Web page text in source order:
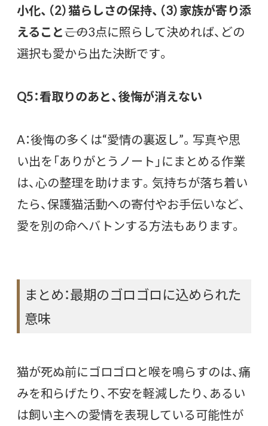
小化、（2）猫らしさの保持、（3）家族が寄り添
えること――この3点に照らして決めれば、どの
選択も愛から出た決断です。
Q5：看取りのあと、後悔が消えない
A：後悔の多くは“愛情の裏返し”。写真や思
い出を「ありがとうノート」にまとめる作業
は、心の整理を助けます。気持ちが落ち着い
たら、保護猫活動への寄付やお手伝いなど、
愛を別の命へバトンする方法もあります。
まとめ：最期のゴロゴロに込められた
意味
猫が死ぬ前にゴロゴロと喉を鳴らすのは、痛
みを和らげたり、不安を軽減したり、あるい
は飼い主への愛情を表現している可能性が